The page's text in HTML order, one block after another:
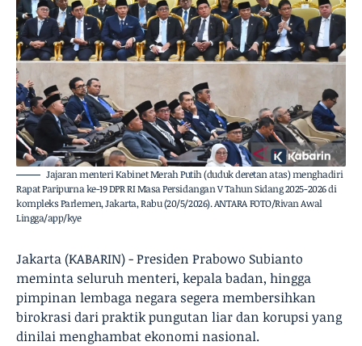
Jajaran menteri Kabinet Merah Putih (duduk deretan atas) menghadiri
Rapat Paripurna ke-19 DPR RI Masa Persidangan V Tahun Sidang 2025-2026 di
kompleks Parlemen, Jakarta, Rabu (20/5/2026). ANTARA FOTO/Rivan Awal
Lingga/app/kye
Jakarta (KABARIN) - Presiden Prabowo Subianto
meminta seluruh menteri, kepala badan, hingga
pimpinan lembaga negara segera membersihkan
birokrasi dari praktik pungutan liar dan korupsi yang
dinilai menghambat ekonomi nasional.